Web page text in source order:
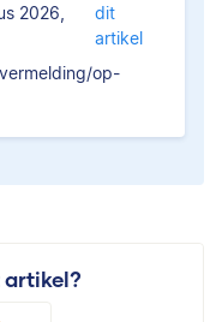
2026,
op-
dit
artikel